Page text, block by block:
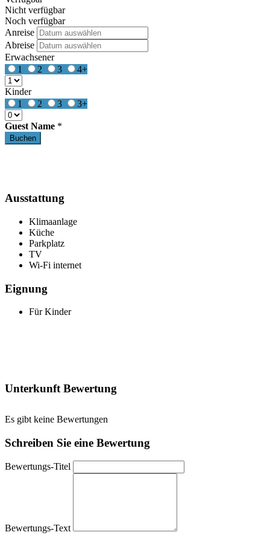
Nicht verfügbar
Noch verfügbar
Anreise
Abreise
Erwachsener
1
2 3 4+
Kinder
1
2 3 3+
Guest Name *
Ausstattung
Klimaanlage
Küche
Parkplatz
TV
Wi-Fi internet
Eignung
Für Kinder
Unterkunft Bewertung
Es gibt keine Bewertungen
Schreiben Sie eine Bewertung
Bewertungs-Titel
Bewertungs-Text